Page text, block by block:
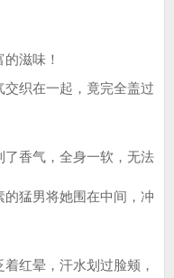
滋味！
织在一起，竟完全盖过
香气，全身一软，无法
猛男将她围在中间，冲
红晕，汗水划过脸颊，